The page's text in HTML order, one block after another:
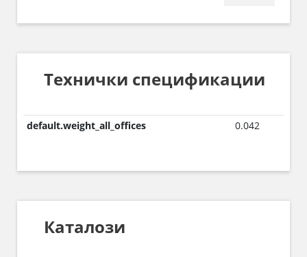
Технички спецификации
default.weight_all_offices 0.042
Каталози